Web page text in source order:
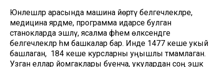
Юнәлешләр арасында машина йөртү белгечлекләре,
медицина ярдәме, программа идарәсе булган
станокларда эшләү, ясалма фәһем өлкәсендәге
белгечлекләр һәм башкалар бар. Инде 1477 кеше укый
башлаган, ә 184 кеше курсларны уңышлы тәмамлаган.
Узган еллар йомгаклары буенча, укулардан соң эшкә